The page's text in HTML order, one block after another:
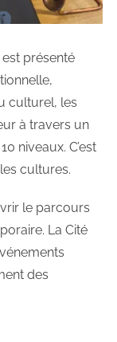
présenté
culturel, les
à travers un
niveaux. C’est
cultures.
le parcours
La Cité
des